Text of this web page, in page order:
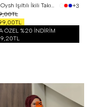
Parla Oysh Işıltılı İkili Takım Beyaz
+3
ÖZEL %20 İNDİRİM